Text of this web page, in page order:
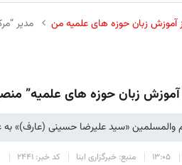
آموزش زبان حوزه های علمیه من مدیر
آموزش زبان حوزه های علمیه”
والمسلمین «سید علیرضا حسینی (عارف)»
۱۳:۰۵ منبع: خبرگزاری ابنا کد خبر: ۲۴۴۱